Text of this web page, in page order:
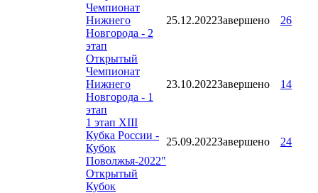
Чемпионат
Нижнего
Новгорода - 2
этап
25.12.2022Завершено 26
Открытый
Чемпионат
Нижнего
Новгорода - 1
этап
23.10.2022Завершено 14
1 этап XIII
Кубка России -
Кубок
Поволжья-2022"
25.09.2022Завершено 24
Открытый
Кубок